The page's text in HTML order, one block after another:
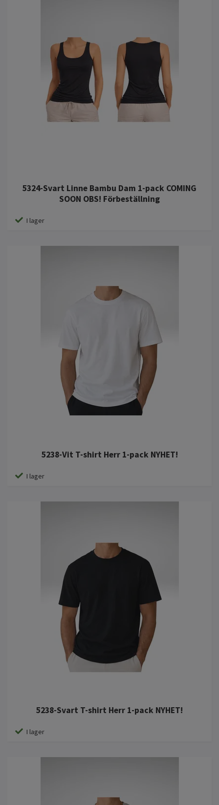
5324-Svart Linne Bambu Dam 1-pack COMING
SOON OBS! Förbeställning
I lager
5238-Vit T-shirt Herr 1-pack NYHET!
I lager
5238-Svart T-shirt Herr 1-pack NYHET!
I lager